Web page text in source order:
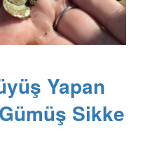
Yapan
Sikke